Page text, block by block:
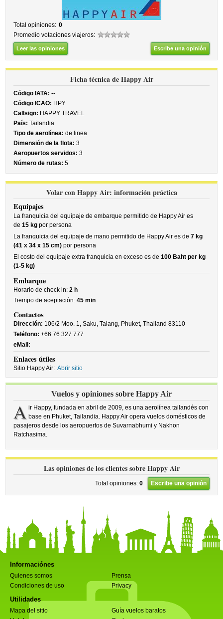
Total opiniones: 0
Promedio votaciones viajeros:
Leer las opiniones Escribe una opinión
Ficha técnica de Happy Air
Código IATA: --
Código ICAO: HPY
Callsign: HAPPY TRAVEL
País: Tailandia
Tipo de aerolínea: de linea
Dimensión de la flota: 3
Aeropuertos servidos: 3
Número de rutas: 5
Volar con Happy Air: información práctica
Equipajes
La franquicia del equipaje de embarque permitido de Happy Air es
de15 kg por persona
La franquicia del equipaje de mano permitido de Happy Air es de7 kg
(41 x 34 x 15 cm) por persona
El costo del equipaje extra franquicia en exceso es de100 Baht per kg
(1-5 kg)
Embarque
Horario de check in:2 h
Tiempo de aceptación:45 min
Contactos
Dirección: 106/2 Moo. 1, Saku, Talang, Phuket, Thailand 83110
Teléfono: +66 76 327 777
eMail:
Enlaces útiles
Sitio Happy Air: Abrir sitio
Vuelos y opiniones sobre Happy Air
A ir Happy, fundada en abril de 2009, es una aerolínea tailandés con
base en Phuket, Tailandia. Happy Air opera vuelos domésticos de
pasajeros desde los aeropuertos de Suvarnabhumi y Nakhon
Ratchasima.
Las opiniones de los clientes sobre Happy Air
Total opiniones: 0 Escribe una opinión
Informaciónes
Quienes somos
Prensa
Condiciones de uso
Privacy
Utilidades
Mapa del sitio
Guía vuelos baratos